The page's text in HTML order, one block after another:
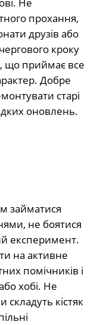
Не
прохання,
друзів або
кроку
що приймає все
Добре
старі
оновлень.
займатися
не боятися
експеримент.
на активне
помічників і
хобі. Не
кістяк